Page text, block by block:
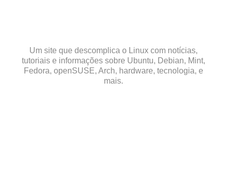
Um site que descomplica o Linux com notícias,
tutoriais e informações sobre Ubuntu, Debian, Mint,
Fedora, openSUSE, Arch, hardware, tecnologia, e
mais.